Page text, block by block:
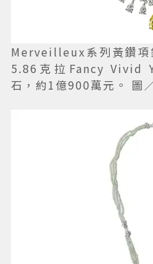
Merveilleux系列黃鑽項
5.86克拉Fancy Vivid
石，約1億900萬元。 圖